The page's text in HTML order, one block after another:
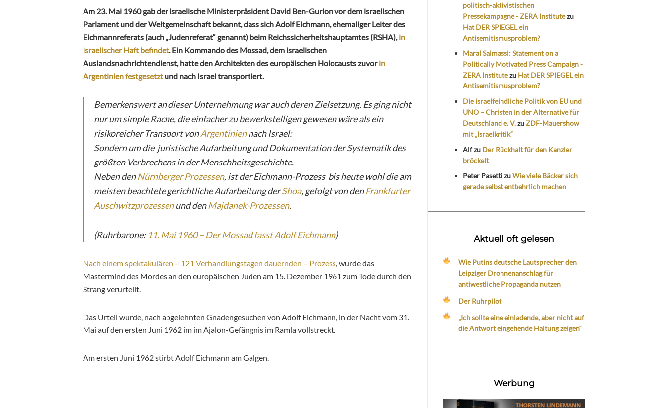
Am 23. Mai 1960 gab der israelische Ministerpräsident David Ben-Gurion vor dem israelischen
Parlament und der Weltgemeinschaft bekannt, dass sich Adolf Eichmann, ehemaliger Leiter des
Eichmannreferats (auch „Judenreferat“ genannt) beim Reichssicherheitshauptamtes (RSHA), in
israelischer Haft befindet. Ein Kommando des Mossad, dem israelischen
Auslandsnachrichtendienst, hatte den Architekten des europäischen Holocausts zuvorin
Argentinien festgesetzt und nach Israel transportiert.
Bemerkenswert an dieser Unternehmung war auch deren Zielsetzung. Es ging nicht
nur um simple Rache, die einfacher zu bewerkstelligen gewesen wäre als ein
risikoreicher Transport vonArgentiniennach Israel:
Sondern um die juristische Aufarbeitung und Dokumentation der Systematik des
größten Verbrechens in der Menschheitsgeschichte.
Neben denNürnberger Prozessen, ist der Eichmann-Prozess bis heute wohl die am
meisten beachtete gerichtliche Aufarbeitung derShoa, gefolgt von denFrankfurter
Auschwitzprozessenund denMajdanek-Prozessen.
(Ruhrbarone: 11. Mai 1960 – Der Mossad fasst Adolf Eichmann)
Nach einem spektakulären – 121 Verhandlungstagen dauernden – Prozess , wurde das
Mastermind des Mordes an den europäischen Juden am 15. Dezember 1961 zum Tode durch den
Strang verurteilt.
Das Urteil wurde, nach abgelehnten Gnadengesuchen von Adolf Eichmann, in der Nacht vom 31.
Mai auf den ersten Juni 1962 im im Ajalon-Gefängnis im Ramla vollstreckt.
Am ersten Juni 1962 stirbt Adolf Eichmann am Galgen.
politisch-aktivistischen
Pressekampagne - ZERA Institutezu
Hat DER SPIEGEL ein
Antisemitismusproblem?
Maral Salmassi: Statement on a
Politically Motivated Press Campaign -
ZERA Institutezu Hat DER SPIEGEL ein
Antisemitismusproblem?
Die israelfeindliche Politik von EU und
UNO – Christen in der Alternative für
Deutschland e. V.zuZDF-Mauershow
mit „Israelkritik“
Alfzu Der Rückhalt für den Kanzler
bröckelt
Peter PasettizuWie viele Bäcker sich
gerade selbst entbehrlich machen
Aktuell oft gelesen
Wie Putins deutsche Lautsprecher den
Leipziger Drohnenanschlag für
antiwestliche Propaganda nutzen
Der Ruhrpilot
„Ich sollte eine einladende, aber nicht auf
die Antwort eingehende Haltung zeigen“
Werbung